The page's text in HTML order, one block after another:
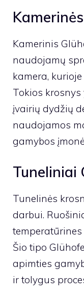
Kamerinis
naudojamų
kamera,
Tokios
įvairių dydžių
naudojamos
gamybos
Tuneliniai
Tunelinės
darbui.
Šio tipo
apimties
ir tolygus